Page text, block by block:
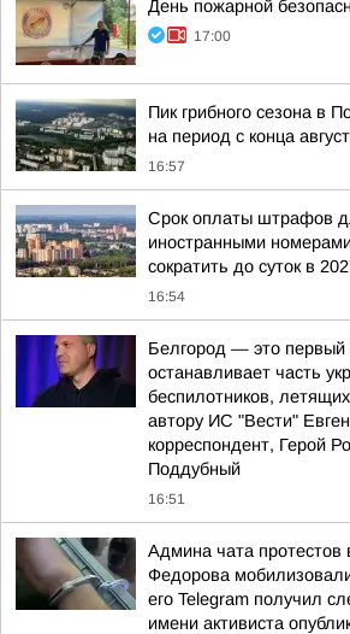
День пожарной
17:00
Пик грибного сезона в
на период с конца
16:57
Срок оплаты штрафов
иностранными
сократить до суток в
16:54
Белгород — это первый
останавливает часть
беспилотников,
автору ИС "Вести"
корреспондент, Герой
Поддубный
16:51
Админа чата протестов
Федорова
его Telegram получил
имени активиста